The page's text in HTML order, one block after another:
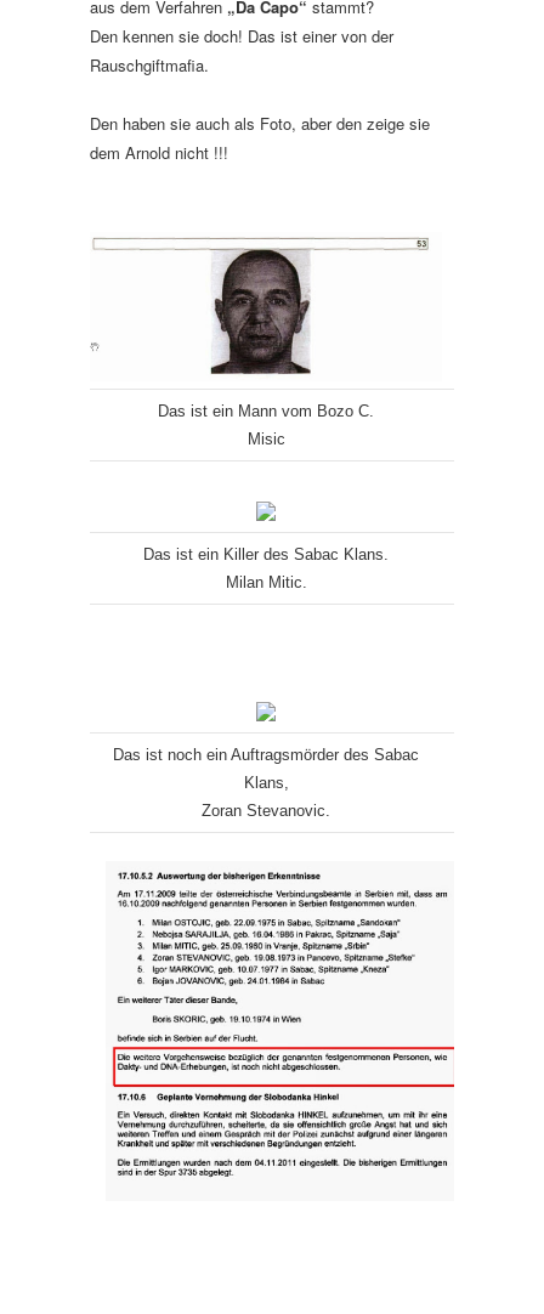
aus dem Verfahren „Da Capo“ stammt?
Den kennen sie doch! Das ist einer von der
Rauschgiftmafia.
Den haben sie auch als Foto, aber den zeige sie
dem Arnold nicht !!!
Das ist ein Mann vom Bozo C.
Misic
Das ist ein Killer des Sabac Klans.
Milan Mitic.
Das ist noch ein Auftragsmörder des Sabac
Klans,
Zoran Stevanovic.